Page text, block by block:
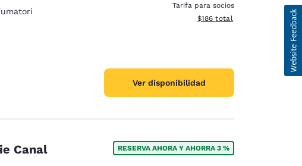
Tarifa para socios
Ver detalles del total
$186 total
Ver disponibilidad
Canal RESERVA AHORA Y AHORRA 3 %